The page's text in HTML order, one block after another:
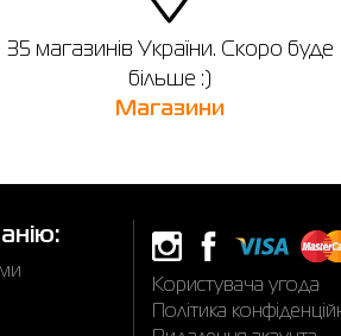
35 магазинів України. Скоро буде
більше :)
Магазини
Користувача угода
Політика